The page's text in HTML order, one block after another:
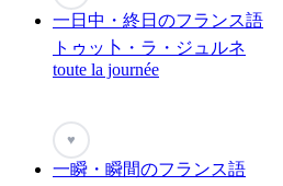
一日中・終日のフランス語
トゥッ卜・ラ・ジュルネ
toute la journée
♥
一瞬・瞬間のフランス語